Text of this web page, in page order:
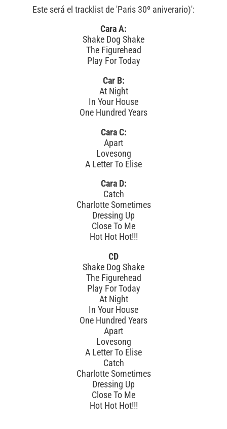
Este será el tracklist de 'Paris 30º aniverario)':
Cara A:
Shake Dog Shake
The Figurehead
Play For Today
Car B:
At Night
In Your House
One Hundred Years
Cara C:
Apart
Lovesong
A Letter To Elise
Cara D:
Catch
Charlotte Sometimes
Dressing Up
Close To Me
Hot Hot Hot!!!
CD
Shake Dog Shake
The Figurehead
Play For Today
At Night
In Your House
One Hundred Years
Apart
Lovesong
A Letter To Elise
Catch
Charlotte Sometimes
Dressing Up
Close To Me
Hot Hot Hot!!!